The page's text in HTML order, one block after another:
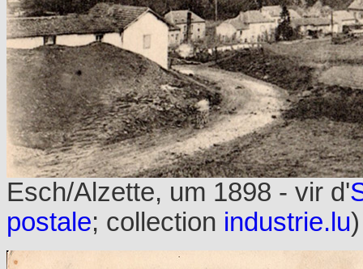
Esch/Alzette, um 1898 - vir d'
postale; collection industrie.lu)